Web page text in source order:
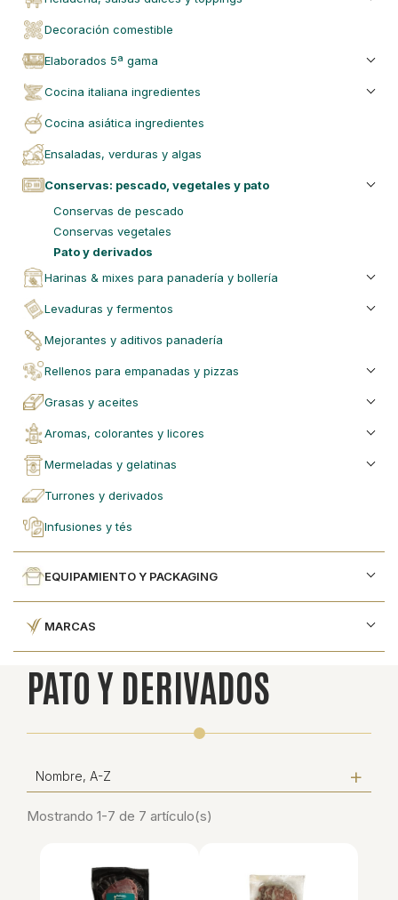
decoración comestible
elaborados 5ª gama
cocina italiana ingredientes
cocina asiática ingredientes
ensaladas, verduras y algas
conservas: pescado, vegetales y pato
conservas de pescado
conservas vegetales
pato y derivados
harinas & mixes para panadería y bollería
levaduras y fermentos
mejorantes y aditivos panadería
rellenos para empanadas y pizzas
grasas y aceites
aromas, colorantes y licores
mermeladas y gelatinas
turrones y derivados
infusiones y tés
EQUIPAMIENTO Y PACKAGING
MARCAS
PATO Y DERIVADOS
Nombre, A-Z
Mostrando 1-7 de 7 artículo(s)